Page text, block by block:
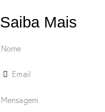
Saiba Mais